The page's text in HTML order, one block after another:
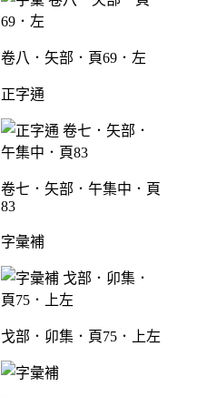
卷八．矢部．頁69．左
正字通
卷七．矢部．午集中．頁
83
字彙補
戈部．卯集．頁75．上左